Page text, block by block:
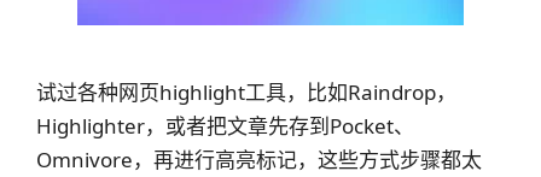
试过各种网页highlight工具，比如Raindrop，
Highlighter，或者把文章先存到Pocket、
Omnivore，再进行高亮标记，这些方式步骤都太